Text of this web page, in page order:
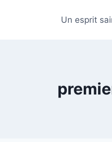
Un esprit